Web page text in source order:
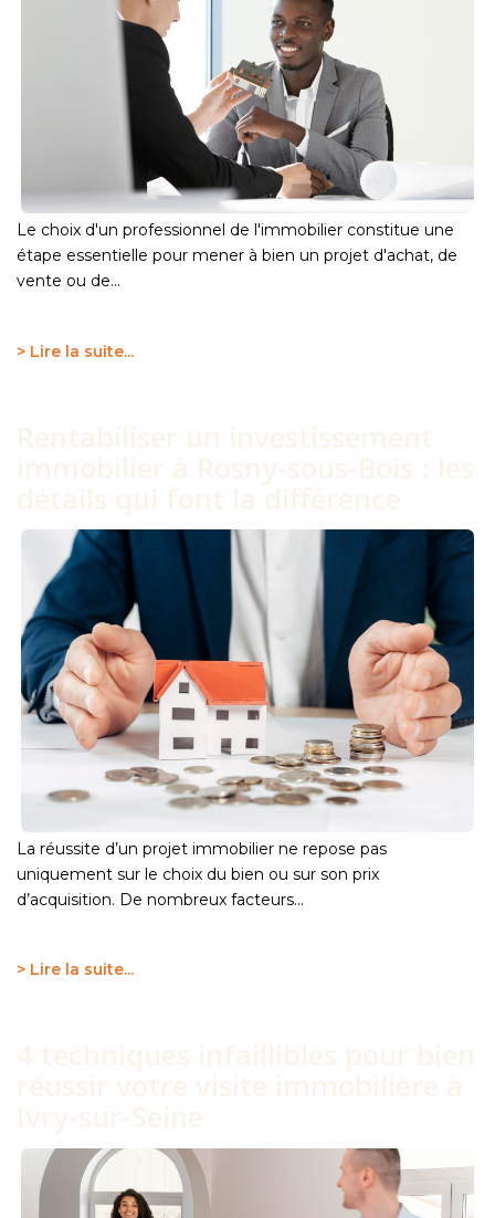
NOUS CONTACTER
Le choix d'un professionnel de l'immobilier constitue une
étape essentielle pour mener à bien un projet d'achat, de
vente ou de...
> Lire la suite...
La réussite d’un projet immobilier ne repose pas
uniquement sur le choix du bien ou sur son prix
d’acquisition. De nombreux facteurs...
> Lire la suite...